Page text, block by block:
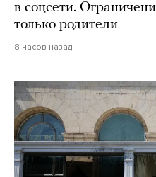
в соцсети.
только родители
8 часов назад